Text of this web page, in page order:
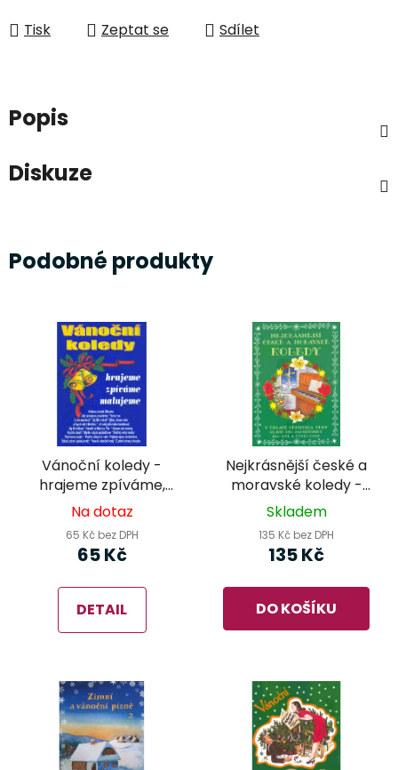
Tisk Zeptat se Sdílet
Popis
Diskuze
Podobné produkty
Vánoční koledy -
hrajeme zpíváme,
malujeme
Na dotaz
65 Kč bez DPH
65 Kč
DETAIL
Nejkrásnější české a
moravské koledy -
klavír pro
a čtyři ruce
Skladem
135 Kč bez DPH
135 Kč
DO KOŠÍKU